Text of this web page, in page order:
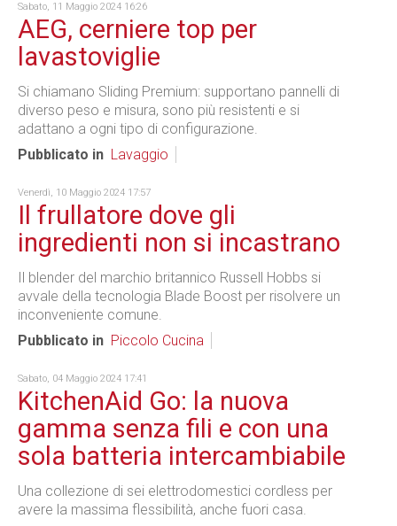
Sabato, 11 Maggio 2024 16:26
AEG, cerniere top per
lavastoviglie
Si chiamano Sliding Premium: supportano pannelli di
diverso peso e misura, sono più resistenti e si
adattano a ogni tipo di configurazione.
Pubblicato in Lavaggio
Venerdì, 10 Maggio 2024 17:57
Il frullatore dove gli
ingredienti non si incastrano
Il blender del marchio britannico Russell Hobbs si
avvale della tecnologia Blade Boost per risolvere un
inconveniente comune.
Pubblicato in Piccolo Cucina
Sabato, 04 Maggio 2024 17:41
KitchenAid Go: la nuova
gamma senza fili e con una
sola batteria intercambiabile
Una collezione di sei elettrodomestici cordless per
avere la massima flessibilità, anche fuori casa.